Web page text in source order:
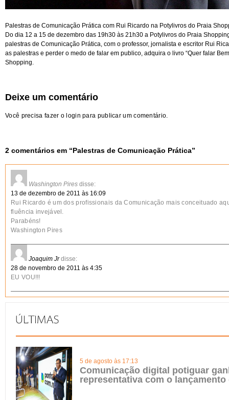
Palestras de Comunicação Prática com Rui Ricardo na Potylivros do Praia
Do dia 12 a 15 de dezembro das 19h30 às 21h30 a Potylivros do Praia
palestras de Comunicação Prática, com o professor, jornalista e escritor Rui
as palestras e perder o medo de falar em publico, adquira o livro “Quer falar
Shopping.
Deixe um comentário
Você precisa fazer o login para publicar um comentário.
2 comentários em “Palestras de Comunicação Prática”
Washington Pires disse:
13 de dezembro de 2011 às 16:09
Rui Ricardo é um dos profissionais da Comunicação mais conceituado
fluência invejável.
Parabéns!
Washington Pires
Joaquim Jr disse:
28 de novembro de 2011 às 4:35
EU VOU!!!
5 de agosto às 17:13
Comunicação digital potiguar
representativa com o lançamento